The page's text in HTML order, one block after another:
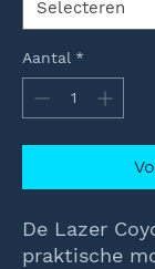
Aantal *
De Lazer
praktische